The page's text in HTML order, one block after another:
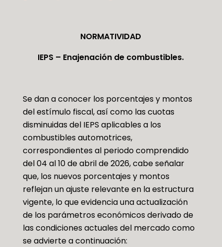
NORMATIVIDAD
IEPS – Enajenación de combustibles.
Se dan a conocer los porcentajes y montos
del estímulo fiscal, así como las cuotas
disminuidas del IEPS aplicables a los
combustibles automotrices,
correspondientes al periodo comprendido
del 04 al 10 de abril de 2026, cabe señalar
que, los nuevos porcentajes y montos
reflejan un ajuste relevante en la estructura
vigente, lo que evidencia una actualización
de los parámetros económicos derivado de
las condiciones actuales del mercado como
se advierte a continuación: